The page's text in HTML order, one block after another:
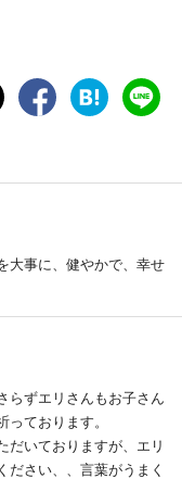
大事に、健やかで、幸せ
らずエリさんもお子さん
ております。
だいておりますが、エリ
さい、、言葉がうまく